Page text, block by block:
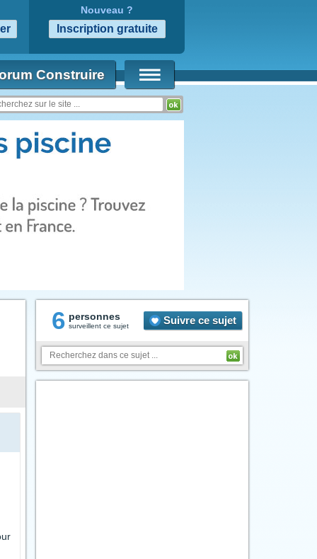
Nouveau ?
Construire
6 personnes
surveillent ce sujet Suivre ce sujet